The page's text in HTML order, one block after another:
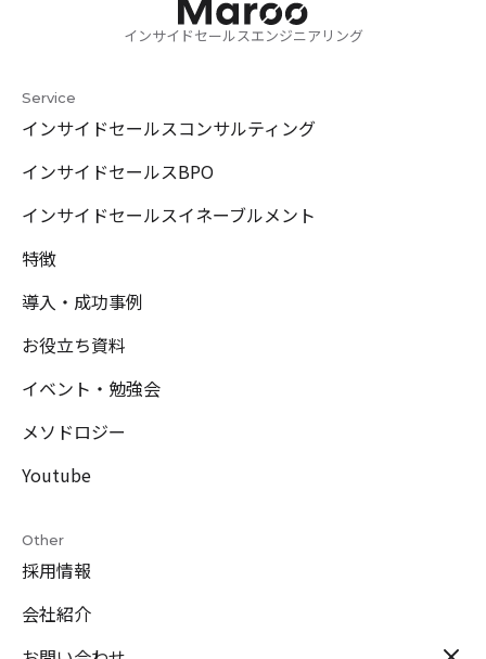
インサイドセールスエンジニアリング
Service
インサイドセールスコンサルティング
インサイドセールスBPO
インサイドセールスイネーブルメント
特徴
導入・成功事例
お役立ち資料
イベント・勉強会
メソドロジー
Youtube
Other
採用情報
会社紹介